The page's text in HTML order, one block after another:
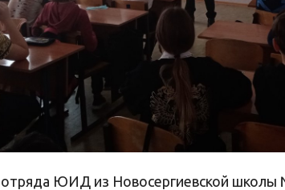
отряда ЮИД из Новосергиевской